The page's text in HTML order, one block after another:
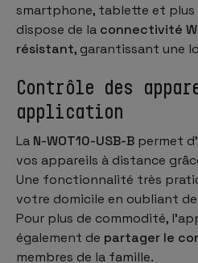
smartphone, tablette et plus
dispose de la connectivité
résistant, garantissant une
Contrôle des
application
La N-WOT10-USB-B permet
vos appareils à distance
Une fonctionnalité très
votre domicile en oubliant
Pour plus de commodité,
également de partager le
membres de la famille.